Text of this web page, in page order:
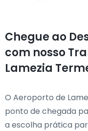
Chegue ao
com nosso
Lamezia
O Aeroporto de
ponto de chegada
a escolha prática